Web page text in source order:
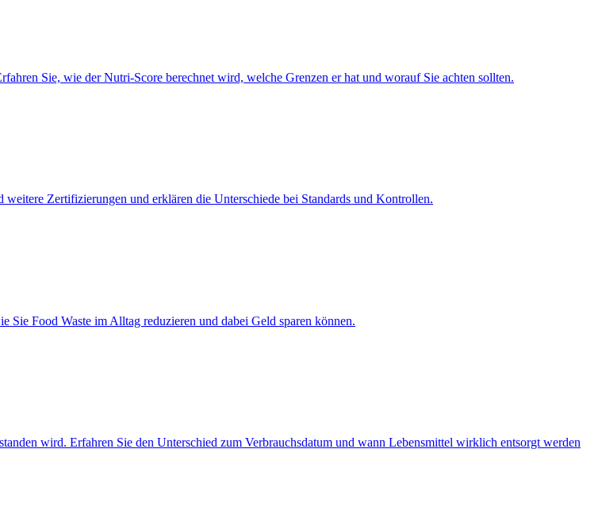
Sie, wie der Nutri-Score berechnet wird, welche Grenzen er hat und worauf Sie achten sollten.
Zertifizierungen und erklären die Unterschiede bei Standards und Kontrollen.
Food Waste im Alltag reduzieren und dabei Geld sparen können.
wird. Erfahren Sie den Unterschied zum Verbrauchsdatum und wann Lebensmittel wirklich entsorgt werden